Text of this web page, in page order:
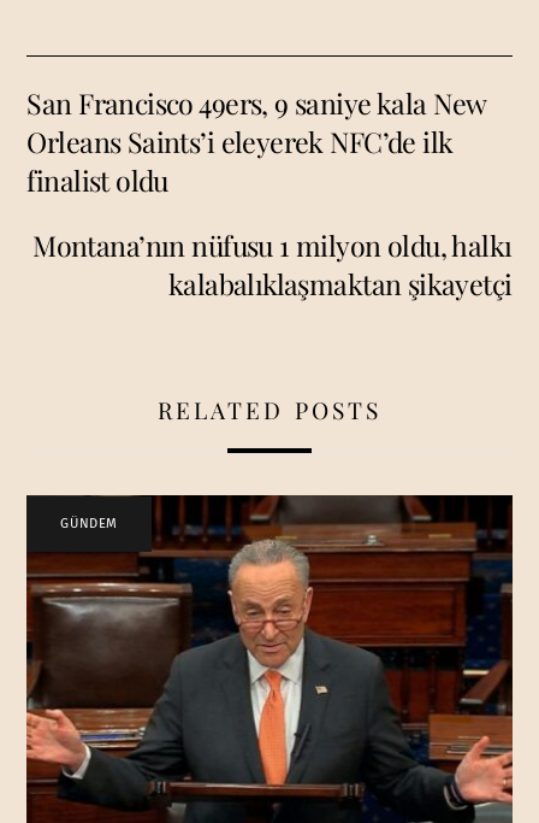
San Francisco 49ers, 9 saniye kala New
Orleans Saints’i eleyerek NFC’de ilk
finalist oldu
Montana’nın nüfusu 1 milyon oldu, halkı
kalabalıklaşmaktan şikayetçi
RELATED POSTS
GÜNDEM